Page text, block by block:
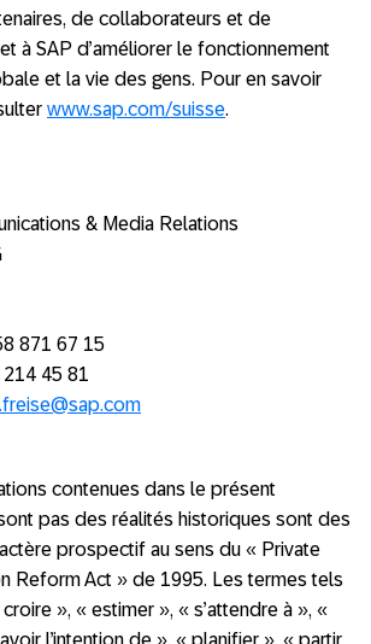
de collaborateurs et de
à SAP d’améliorer le fonctionnement
et la vie des gens. Pour en savoir
www.sap.com/suisse.
& Media Relations
871 67 15
45 81
contenues dans le présent
pas des réalités historiques sont des
prospectif au sens du « Private
Reform Act » de 1995. Les termes tels
», « estimer », « s’attendre à », «
l’intention de », « planifier », « partir